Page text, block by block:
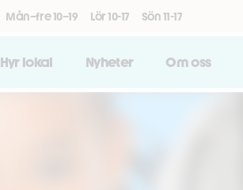
Mån–fre 10–19 Lör 10-17 Sön 11-17
Hyr lokal Nyheter Om oss